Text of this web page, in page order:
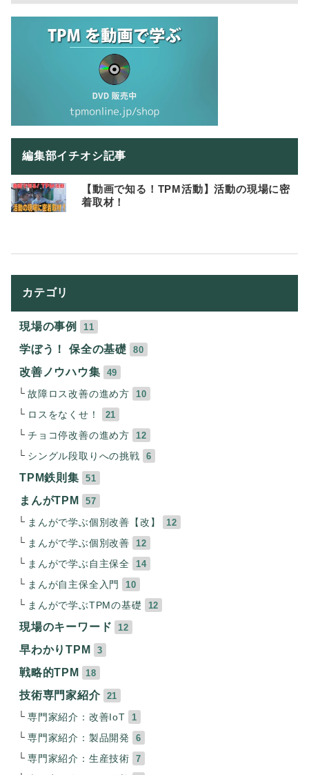
編集部イチオシ記事
【動画で知る！TPM活動】活動の現場に密
着取材！
カテゴリ
現場の事例 11
学ぼう！ 保全の基礎 80
改善ノウハウ集 49
故障ロス改善の進め方
10
ロスをなくせ！
21
チョコ停改善の進め方
12
シングル段取りへの挑戦
6
TPM鉄則集 51
まんがTPM 57
まんがで学ぶ個別改善【改】
12
まんがで学ぶ個別改善
12
まんがで学ぶ自主保全
14
まんが自主保全入門
10
まんがで学ぶTPMの基礎
12
現場のキーワード 12
早わかりTPM 3
戦略的TPM 18
技術専門家紹介 21
専門家紹介：改善IoT
1
専門家紹介：製品開発
6
専門家紹介：生産技術
7